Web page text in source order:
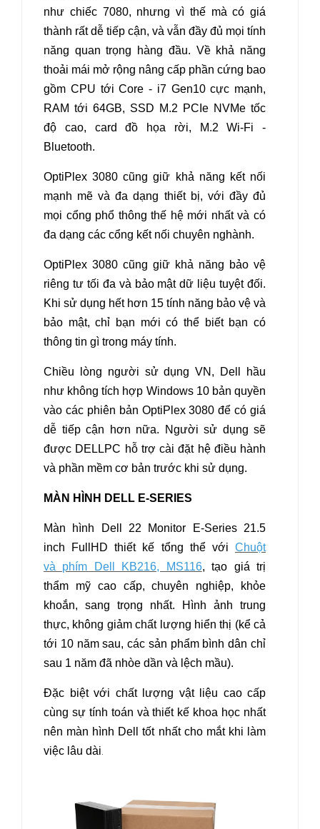
như chiếc 7080, nhưng vì thế mà có giá
thành rất dễ tiếp cận, và vẫn đầy đủ mọi tính
năng quan trọng hàng đầu. Về khả năng
thoải mái mở rộng nâng cấp phần cứng bao
gồm CPU tới Core - i7 Gen10 cực mạnh,
RAM tới 64GB, SSD M.2 PCIe NVMe tốc
độ cao, card đồ họa rời, M.2 Wi-Fi -
Bluetooth.
OptiPlex 3080 cũng giữ khả năng kết nối
mạnh mẽ và đa dạng thiết bị, với đầy đủ
mọi cổng phổ thông thế hệ mới nhất và có
đa dạng các cổng kết nối chuyên nghành.
OptiPlex 3080 cũng giữ khả năng bảo vệ
riêng tư tối đa và bảo mật dữ liệu tuyệt đối.
Khi sử dụng hết hơn 15 tính năng bảo vệ và
bảo mật, chỉ bạn mới có thể biết bạn có
thông tin gì trong máy tính.
Chiều lòng người sử dụng VN, Dell hầu
như không tích hợp Windows 10 bản quyền
vào các phiên bản OptiPlex 3080 để có giá
dễ tiếp cận hơn nữa. Người sử dụng sẽ
được DELLPC hỗ trợ cài đặt hệ điều hành
và phần mềm cơ bản trước khi sử dụng.
MÀN HÌNH DELL E-SERIES
Màn hình Dell 22 Monitor E-Series 21.5
inch FullHD thiết kế tổng thể với Chuột
và phím Dell KB216, MS116, tạo giá trị
thẩm mỹ cao cấp, chuyên nghiệp, khỏe
khoắn, sang trọng nhất. Hình ảnh trung
thực, không giảm chất lượng hiển thị (kể cả
tới 10 năm sau, các sản phẩm bình dân chỉ
sau 1 năm đã nhòe dần và lệch mầu).
Đặc biệt với chất lượng vật liệu cao cấp
cùng sự tính toán và thiết kế khoa học nhất
nên màn hình Dell tốt nhất cho mắt khi làm
việc lâu dài